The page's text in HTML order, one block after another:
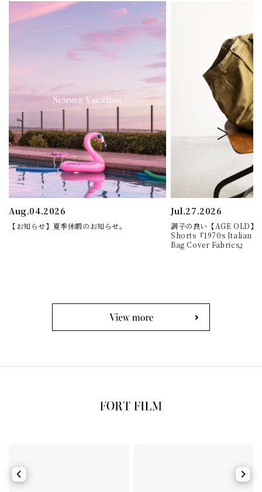
Aug.04.2026
【お知らせ】夏季休暇のお知らせ。
Jul.27.2026
調子の良い【AGE OLD
Shorts『1970s Italian
Bag Cover Fabrics』